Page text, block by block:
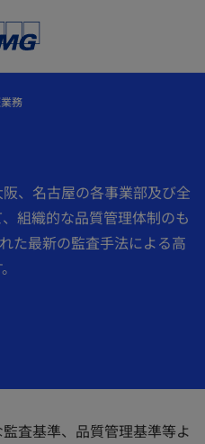
務
、名古屋の各事業部及び全
組織的な品質管理体制のも
た最新の監査手法による高
査基準、品質管理基準等よ